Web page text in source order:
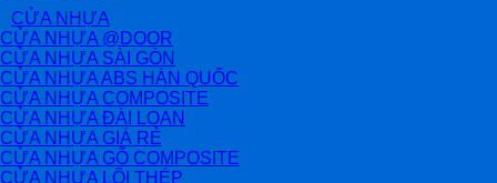
CỬA NHỰA
CỬA NHỰA @DOOR
CỬA NHỰA SÀI GÒN
CỬA NHỰA ABS HÀN QUỐC
CỬA NHỰA COMPOSITE
CỬA NHỰA ĐÀI LOAN
CỬA NHỰA GIÁ RẺ
CỬA NHỰA GỖ COMPOSITE
CỬA NHỰA LÕI THÉP